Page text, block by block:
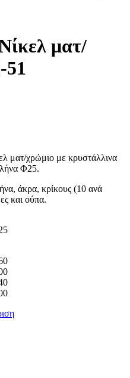
ματ/
51
ματ/χρώμιο με κρυστάλλινα
Φ25.
άκρα, κρίκους (10 ανά
και ούπα.